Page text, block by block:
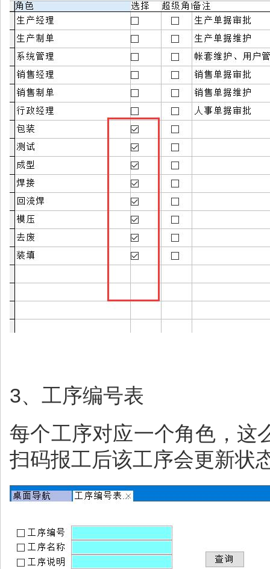
3、工序编号表
每个工序对应一个角色，这
扫码报工后该工序会更新状